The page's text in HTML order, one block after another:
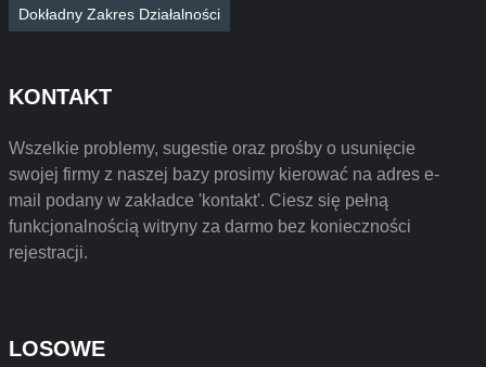
Dokładny Zakres Działalności
KONTAKT
Wszelkie problemy, sugestie oraz prośby o usunięcie
swojej firmy z naszej bazy prosimy kierować na adres e-
mail podany w zakładce 'kontakt'. Ciesz się pełną
funkcjonalnością witryny za darmo bez konieczności
rejestracji.
LOSOWE